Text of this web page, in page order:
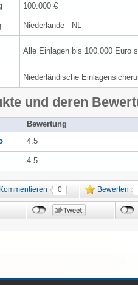
100.000 €
Niederlande - NL
Alle Einlagen bis 100.000 Euro
Niederländische
und deren
Bewertung
4.5
4.5
Kommentieren 0 Bewerten